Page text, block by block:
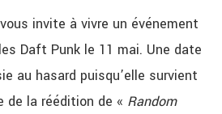
invite à vivre un événement
Daft Punk le 11 mai. Une date
au hasard puisqu’elle survient
de la réédition de « Random